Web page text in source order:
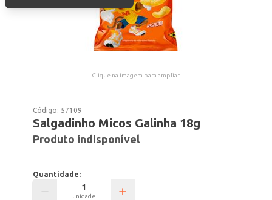
Clique na imagem para ampliar.
Código: 57109
Salgadinho Micos Galinha 18g
Produto indisponível
Quantidade:
unidade